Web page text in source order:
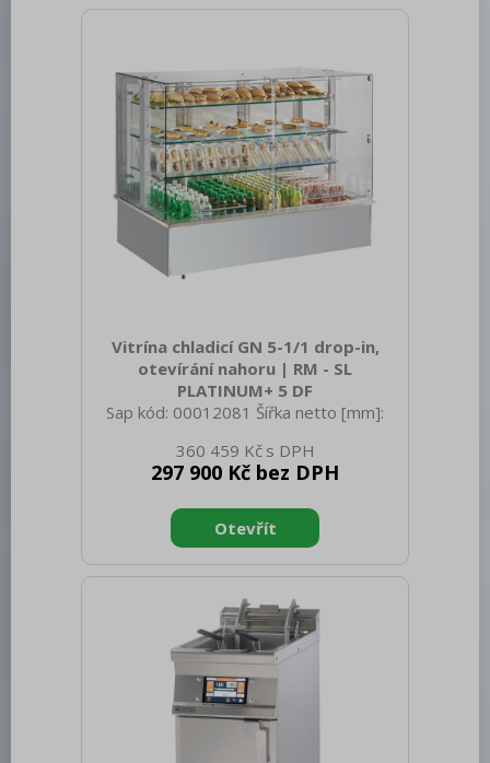
AISI 304 Příkon elektrický [kW]: 28.500
Napájení: 400 V / 3N - 50 Hz Počet
programů: 2 Otevírání zařízení:
Vitrína chladicí GN 5-1/1 drop-in,
otevírání nahoru | RM - SL
PLATINUM+ 5 DF
Sap kód: 00012081 Šířka netto [mm]:
netto [mm]: 1210 Hmotnost netto [kg]:
157.00 Šířka brutto [mm]: 1883 Hloubka
1830 Hmotnost brutto [kg]: 168.00 Typ
spotřebiče: Elektrické zařízení Typ
bufetu: PLATINUM - dynamicky chlazená
Vnější barva zařízení: Nerezové Příkon
elektrický [kW]: 0.494 Napájení: 230 V /
1N - 50 Hz Počet GN / EN zařízení: 5
Velikost GN / EN
360 459 Kč
297 900 Kč bez DPH